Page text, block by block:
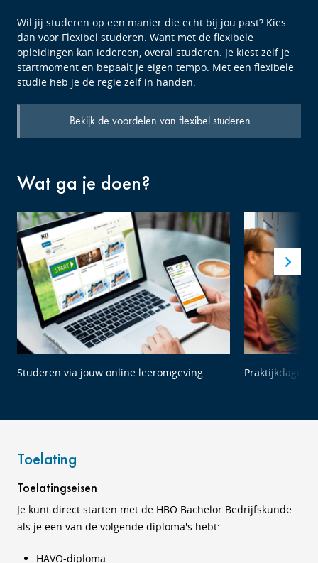
Wil jij studeren op een manier die echt bij jou past? Kies
dan voor Flexibel studeren. Want met de flexibele
opleidingen kan iedereen, overal studeren. Je kiest zelf je
startmoment en bepaalt je eigen tempo. Met een flexibele
studie heb je de regie zelf in handen.
Bekijk de voordelen van flexibel studeren
Wat ga je doen?
Studeren via jouw online leeromgeving Praktijkdagen
Toelating
Toelatingseisen
Je kunt direct starten met de HBO Bachelor Bedrijfskunde
als je een van de volgende diploma's hebt:
HAVO-diploma